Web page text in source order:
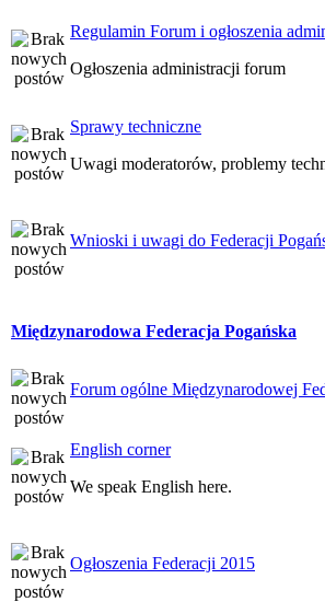
Regulamin Forum i ogłoszenia
Ogłoszenia administracji forum
Sprawy techniczne
Uwagi moderatorów, problemy
Wnioski i uwagi do Federacji
Międzynarodowa Federacja Pogańska
Forum ogólne Międzynarodowej
English corner
We speak English here.
Ogłoszenia Federacji 2015